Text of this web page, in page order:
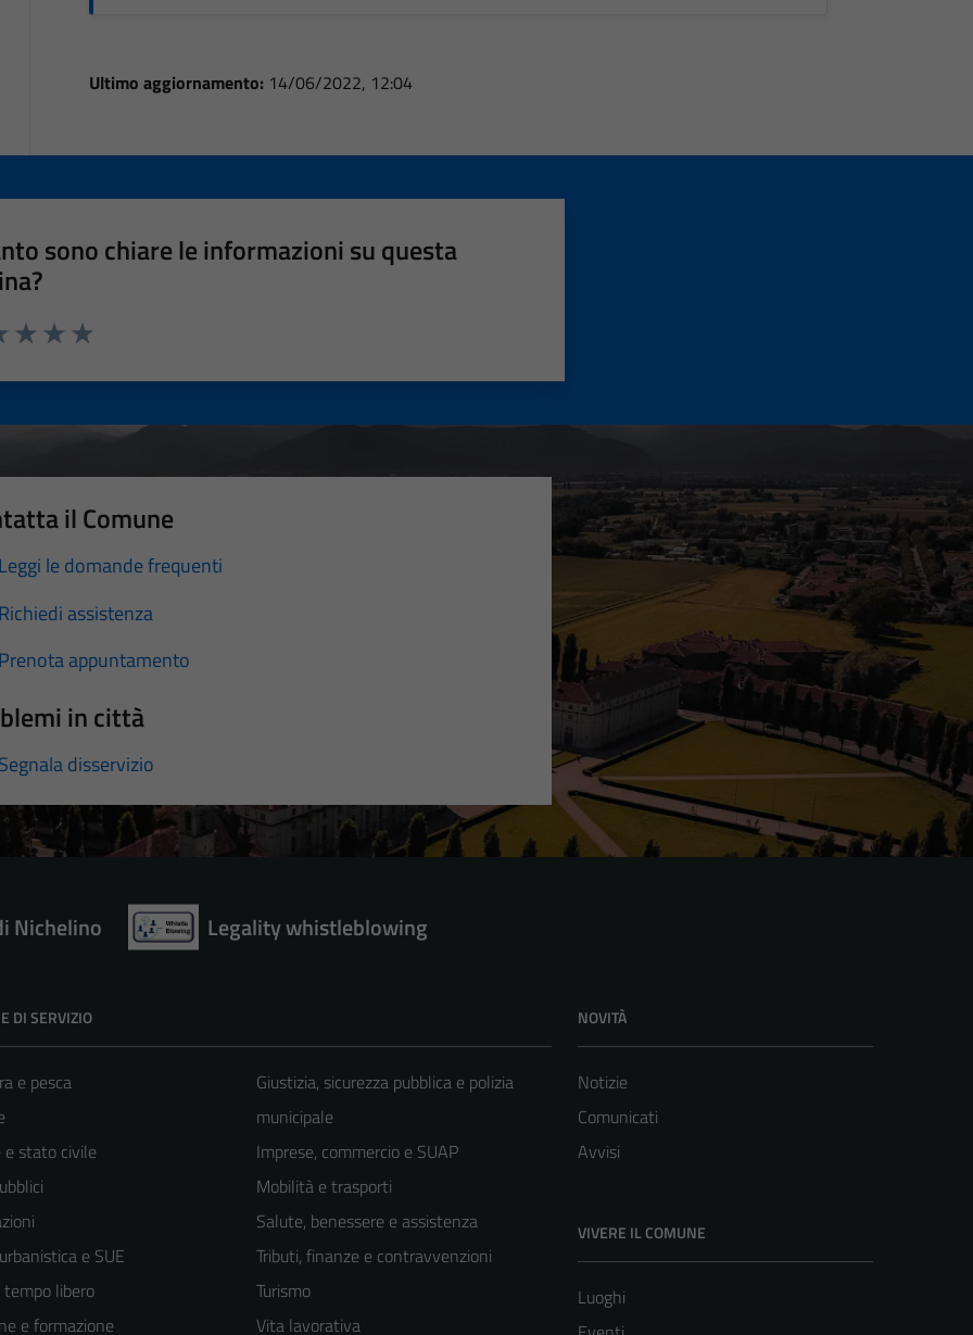
Ultimo aggiornamento: 14/06/2022, 12:04
sono chiare le informazioni su questa
il Comune
Leggi le domande frequenti
Richiedi assistenza
Prenota appuntamento
in città
Segnala disservizio
Nichelino Legality whistleblowing
DI SERVIZIO
e pesca
e stato civile
e SUE
libero
e formazione
Giustizia, sicurezza pubblica e polizia
municipale
Imprese, commercio e SUAP
Mobilità e trasporti
Salute, benessere e assistenza
Tributi, finanze e contravvenzioni
Turismo
Vita lavorativa
NOVITÀ
Notizie
Comunicati
Avvisi
VIVERE IL COMUNE
Luoghi